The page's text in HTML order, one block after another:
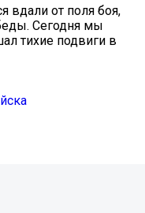
вдали от поля боя,
Сегодня мы
тихие подвиги в